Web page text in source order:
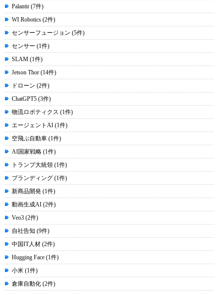
Palantir (7件)
WI Robotics (2件)
センサーフュージョン (5件)
センサー (1件)
SLAM (1件)
Jetson Thor (14件)
ドローン (2件)
ChatGPT5 (3件)
物流ロボティクス (1件)
エージェントAI (1件)
空飛ぶ自動車 (1件)
AI国家戦略 (1件)
トランプ大統領 (1件)
ブランディング (1件)
新商品開発 (1件)
動画生成AI (2件)
Veo3 (2件)
自社告知 (9件)
中国IT人材 (2件)
Hugging Face (1件)
小米 (1件)
倉庫自動化 (2件)